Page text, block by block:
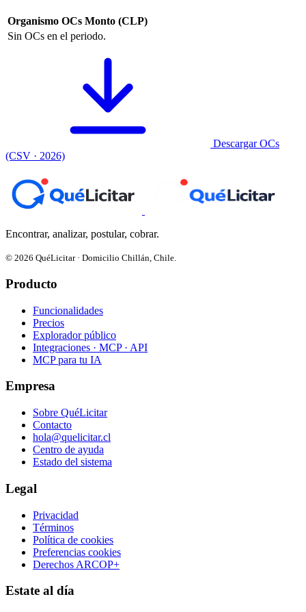
Organismo OCs Monto (CLP)
Sin OCs en el periodo.
Descargar OCs
(CSV · 2026)
Encontrar, analizar, postular, cobrar.
© 2026 QuéLicitar · Domicilio Chillán, Chile.
Producto
Funcionalidades
Precios
Explorador público
Integraciones · MCP · API
MCP para tu IA
Empresa
Sobre QuéLicitar
Contacto
hola@quelicitar.cl
Centro de ayuda
Estado del sistema
Legal
Privacidad
Términos
Política de cookies
Preferencias cookies
Derechos ARCOP+
Estate al día